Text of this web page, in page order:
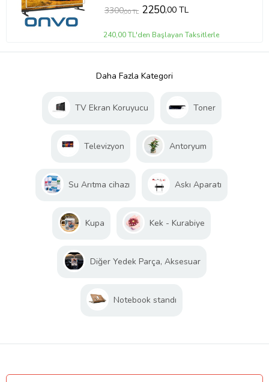
3300,00 TL 2250,00 TL
240,00 TL'den Başlayan Taksitlerle
Daha Fazla Kategori
TV Ekran Koruyucu Toner
Televizyon Antoryum
Su Arıtma cihazı Askı Aparatı
Kupa Kek - Kurabiye
Diğer Yedek Parça, Aksesuar
Notebook standı